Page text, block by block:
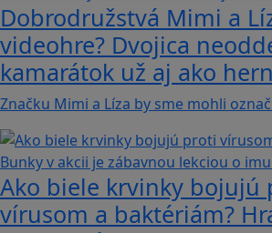
Dobrodružstvá Mimi a
videohre? Dvojica
kamarátok už aj ako
Značku Mimi a Líza by sme mohli
Ako biele krvinky bojujú
vírusom a baktériám?